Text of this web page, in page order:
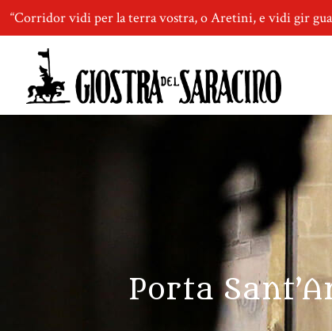
“Corridor vidi per la terra vostra, o Aretini, e vidi gir
Porta